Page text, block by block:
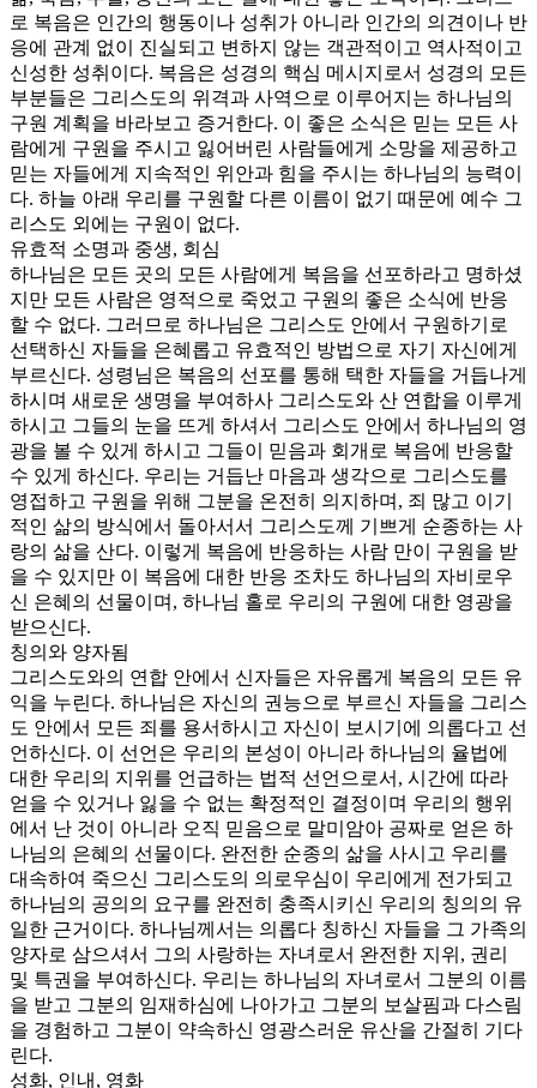
로 복음은 인간의 행동이나 성취가 아니라 인간의 의견이나 반
응에 관계 없이 진실되고 변하지 않는 객관적이고 역사적이고
신성한 성취이다. 복음은 성경의 핵심 메시지로서 성경의 모든
부분들은 그리스도의 위격과 사역으로 이루어지는 하나님의
구원 계획을 바라보고 증거한다. 이 좋은 소식은 믿는 모든 사
람에게 구원을 주시고 잃어버린 사람들에게 소망을 제공하고
믿는 자들에게 지속적인 위안과 힘을 주시는 하나님의 능력이
다. 하늘 아래 우리를 구원할 다른 이름이 없기 때문에 예수 그
리스도 외에는 구원이 없다.
유효적 소명과 중생, 회심
하나님은 모든 곳의 모든 사람에게 복음을 선포하라고 명하셨
지만 모든 사람은 영적으로 죽었고 구원의 좋은 소식에 반응
할 수 없다. 그러므로 하나님은 그리스도 안에서 구원하기로
선택하신 자들을 은혜롭고 유효적인 방법으로 자기 자신에게
부르신다. 성령님은 복음의 선포를 통해 택한 자들을 거듭나게
하시며 새로운 생명을 부여하사 그리스도와 산 연합을 이루게
하시고 그들의 눈을 뜨게 하셔서 그리스도 안에서 하나님의 영
광을 볼 수 있게 하시고 그들이 믿음과 회개로 복음에 반응할
수 있게 하신다. 우리는 거듭난 마음과 생각으로 그리스도를
영접하고 구원을 위해 그분을 온전히 의지하며, 죄 많고 이기
적인 삶의 방식에서 돌아서서 그리스도께 기쁘게 순종하는 사
랑의 삶을 산다. 이렇게 복음에 반응하는 사람 만이 구원을 받
을 수 있지만 이 복음에 대한 반응 조차도 하나님의 자비로우
신 은혜의 선물이며, 하나님 홀로 우리의 구원에 대한 영광을
받으신다.
칭의와 양자됨
그리스도와의 연합 안에서 신자들은 자유롭게 복음의 모든 유
익을 누린다. 하나님은 자신의 권능으로 부르신 자들을 그리스
도 안에서 모든 죄를 용서하시고 자신이 보시기에 의롭다고 선
언하신다. 이 선언은 우리의 본성이 아니라 하나님의 율법에
대한 우리의 지위를 언급하는 법적 선언으로서, 시간에 따라
얻을 수 있거나 잃을 수 없는 확정적인 결정이며 우리의 행위
에서 난 것이 아니라 오직 믿음으로 말미암아 공짜로 얻은 하
나님의 은혜의 선물이다. 완전한 순종의 삶을 사시고 우리를
대속하여 죽으신 그리스도의 의로우심이 우리에게 전가되고
하나님의 공의의 요구를 완전히 충족시키신 우리의 칭의의 유
일한 근거이다. 하나님께서는 의롭다 칭하신 자들을 그 가족의
양자로 삼으셔서 그의 사랑하는 자녀로서 완전한 지위, 권리
및 특권을 부여하신다. 우리는 하나님의 자녀로서 그분의 이름
을 받고 그분의 임재하심에 나아가고 그분의 보살핌과 다스림
을 경험하고 그분이 약속하신 영광스러운 유산을 간절히 기다
린다.
성화, 인내, 영화